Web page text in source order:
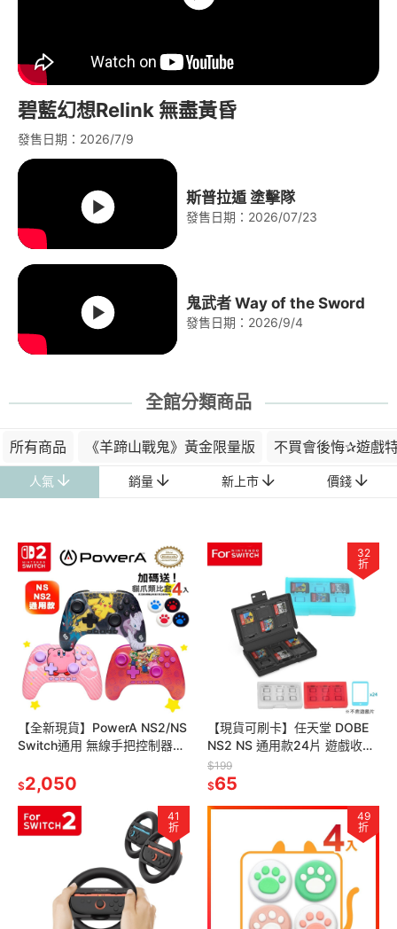
碧藍幻想Relink 無盡黃昏
發售日期：2026/7/9
斯普拉遁 塗擊隊
發售日期：2026/07/23
鬼武者 Way of the Sword
發售日期：2026/9/4
全館分類商品
所有商品 《羊蹄山戰鬼》黃金限量版 不買會後悔✰遊戲
人氣 銷量 新上市 價錢
【全新現貨】PowerA NS2/NS
Switch通用 無線手把控制器
$2,050
32
折
【現貨可刷卡】任天堂 DOBE
NS2 NS 通用款24片 遊戲收納
盒 TNS-3198 [夢遊館]
$199
$65
41
折
49
折